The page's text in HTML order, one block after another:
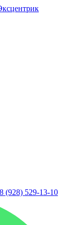
8 (928) 529-13-10